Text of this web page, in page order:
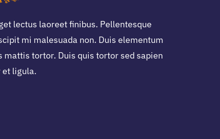
lectus laoreet finibus. Pellentesque
mi malesuada non. Duis elementum
mattis tortor. Duis quis tortor sed sapien
ligula.